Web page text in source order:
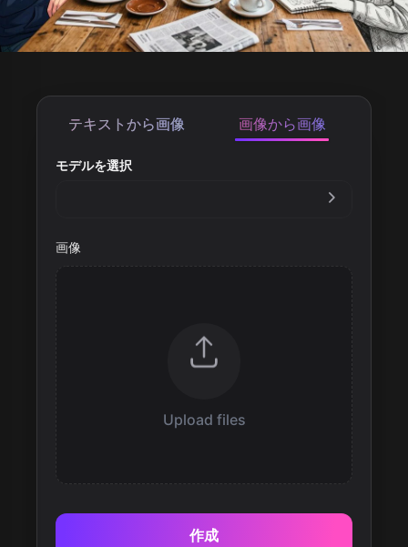
テキストから画像 画像から画像
モデルを選択
画像
Upload files
作成